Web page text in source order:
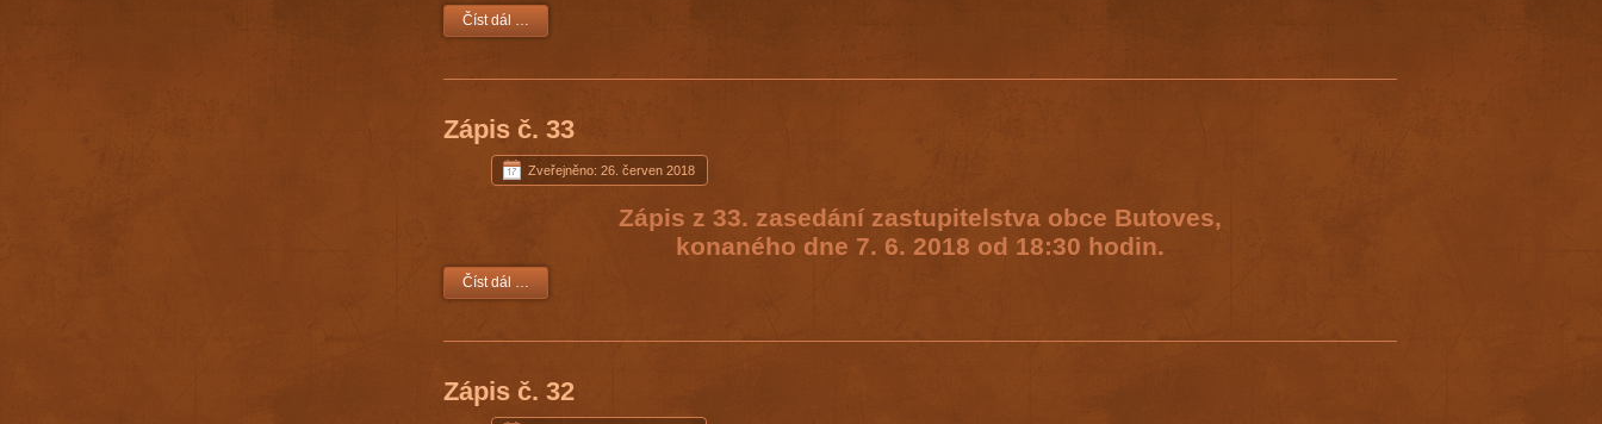
Číst dál …
Zápis č. 33
Zveřejněno: 26. červen 2018
Zápis z 33. zasedání zastupitelstva obce Butoves,
konaného dne 7. 6. 2018 od 18:30 hodin.
Číst dál …
Zápis č. 32